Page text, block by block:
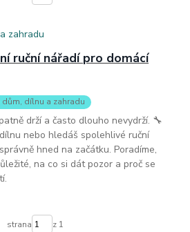
ruční nářadí pro domácí
dílnu a zahradu
drží a často dlouho nevydrží. 🔧
nebo hledáš spolehlivé ruční
hned na začátku. Poradíme,
na co si dát pozor a proč se
strana z 1